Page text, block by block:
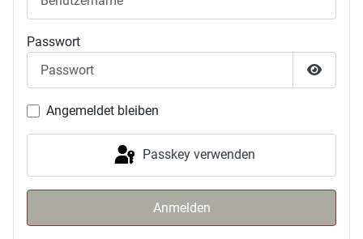
Passwort
Angemeldet bleiben
Passkey verwenden
Anmelden